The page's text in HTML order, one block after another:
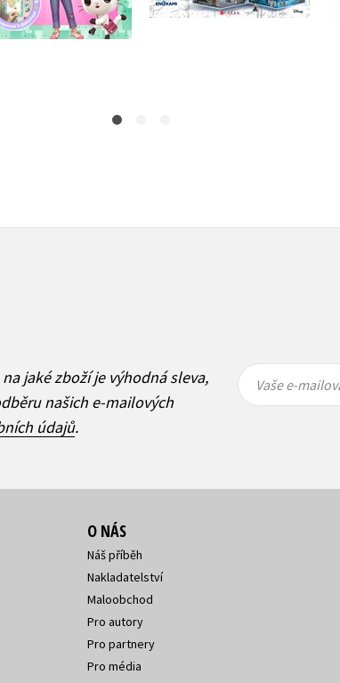
Do košíku Do košíku
jaké zboží je výhodná sleva,
našich e-mailových
údajů.
mailová
mailová
Vaše e-
O NÁS
Náš příběh
Nakladatelství
Maloobchod
Pro autory
Pro partnery
Pro média